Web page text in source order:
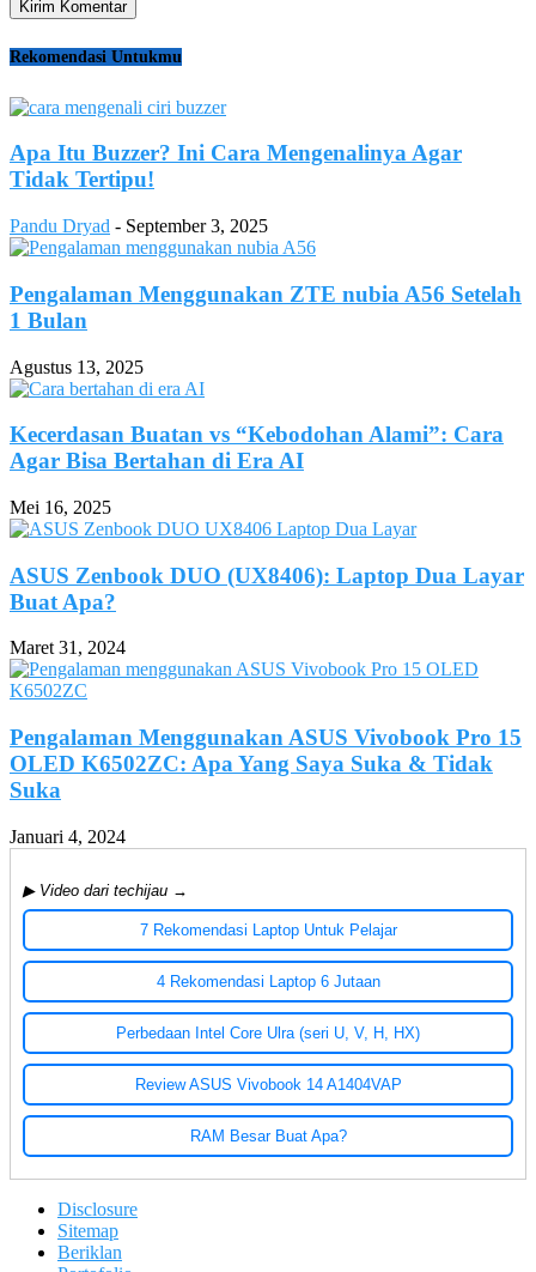
Rekomendasi Untukmu
Apa Itu Buzzer? Ini Cara Mengenalinya Agar
Tidak Tertipu!
Pandu Dryad - September 3, 2025
Pengalaman Menggunakan ZTE nubia A56 Setelah
1 Bulan
Agustus 13, 2025
Kecerdasan Buatan vs “Kebodohan Alami”: Cara
Agar Bisa Bertahan di Era AI
Mei 16, 2025
ASUS Zenbook DUO (UX8406): Laptop Dua Layar
Buat Apa?
Maret 31, 2024
Pengalaman Menggunakan ASUS Vivobook Pro 15
OLED K6502ZC: Apa Yang Saya Suka & Tidak
Suka
Januari 4, 2024
▶ Video dari techijau →
7 Rekomendasi Laptop Untuk Pelajar
4 Rekomendasi Laptop 6 Jutaan
Perbedaan Intel Core Ulra (seri U, V, H, HX)
Review ASUS Vivobook 14 A1404VAP
RAM Besar Buat Apa?
Disclosure
Sitemap
Beriklan